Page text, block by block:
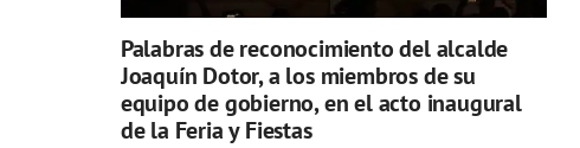
Palabras de reconocimiento del alcalde
Joaquín Dotor, a los miembros de su
equipo de gobierno, en el acto inaugural
de la Feria y Fiestas